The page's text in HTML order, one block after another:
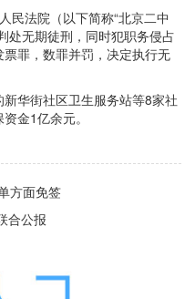
民法院（以下简称“北京二中
处无期徒刑，同时犯职务侵占
罪，数罪并罚，决定执行无
华街社区卫生服务站等8家社
金1亿余元。
方面免签
合公报